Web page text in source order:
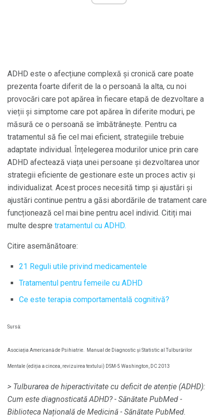
ADHD este o afecțiune complexă și cronică care poate
prezenta foarte diferit de la o persoană la alta, cu noi
provocări care pot apărea în fiecare etapă de dezvoltare a
vieții și simptome care pot apărea în diferite moduri, pe
măsură ce o persoană se îmbătrânește. Pentru ca
tratamentul să fie cel mai eficient, strategiile trebuie
adaptate individual. Înțelegerea modurilor unice prin care
ADHD afectează viața unei persoane și dezvoltarea unor
strategii eficiente de gestionare este un proces activ și
individualizat. Acest proces necesită timp și ajustări și
ajustări continue pentru a găsi abordările de tratament care
funcționează cel mai bine pentru acel individ. Citiți mai
multe despre tratamentul cu ADHD.
Citire asemănătoare:
21 Reguli utile privind medicamentele
Tratamentul pentru femeile cu ADHD
Ce este terapia comportamentală cognitivă?
Sursă:
Asociația Americană de Psihiatrie. Manual de Diagnostic și Statistic al Tulburărilor
Mentale (ediția a cincea, revizuirea textului) DSM-5 Washington, DC 2013
> Tulburarea de hiperactivitate cu deficit de atenție (ADHD):
Cum este diagnosticată ADHD? - Sănătate PubMed -
Biblioteca Națională de Medicină - Sănătate PubMed.